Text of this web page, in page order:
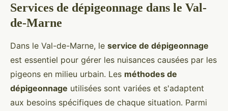
Services de dépigeonnage dans le Val-
de-Marne
Dans le Val-de-Marne, le service de dépigeonnage
est essentiel pour gérer les nuisances causées par les
pigeons en milieu urbain. Les méthodes de
dépigeonnage utilisées sont variées et s'adaptent
aux besoins spécifiques de chaque situation. Parmi